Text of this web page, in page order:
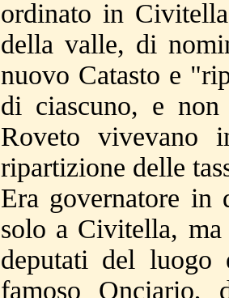
ordinato in
della valle, di
nuovo Catasto e
di ciascuno, e
Roveto vivevano
ripartizione delle
Era governatore
solo a Civitella,
deputati del
famoso Onciario,